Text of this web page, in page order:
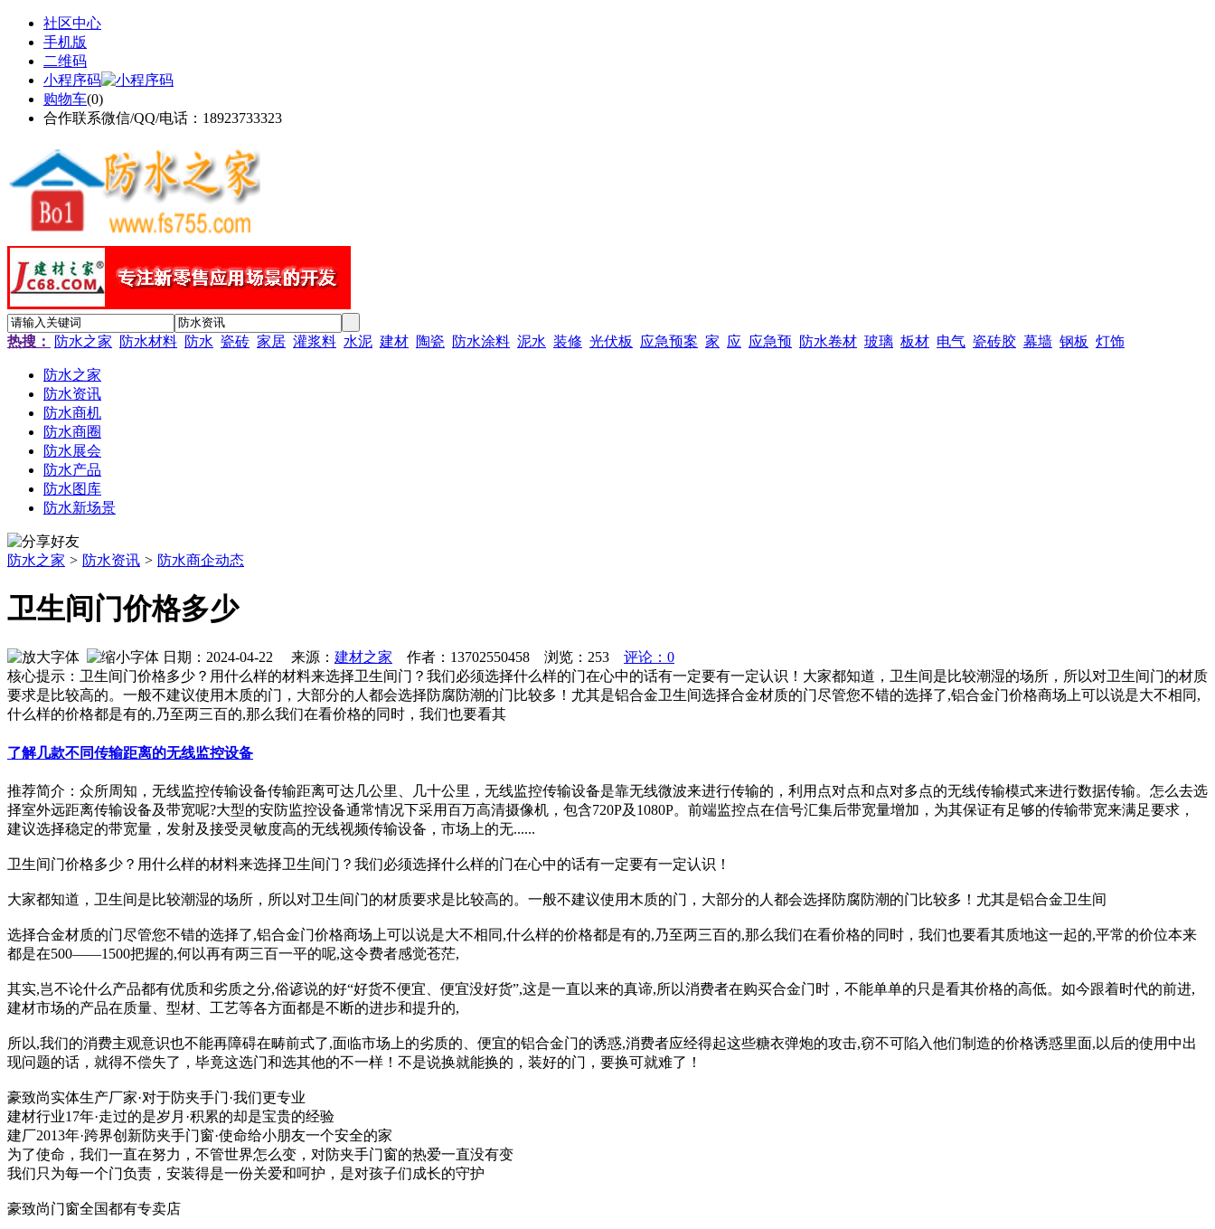
社区中心
手机版
二维码
小程序码
购物车(0)
合作联系微信/QQ/电话：18923733323
热搜： 防水之家 防水材料 防水 瓷砖 家居 灌浆料 水泥 建材 陶瓷 防水涂料 泥水 装修 光伏板 应急预案 家 应 应急预 防水卷材 玻璃 板材 电气 瓷砖胶 幕墙 钢板 灯饰
防水之家
防水资讯
防水商机
防水商圈
防水展会
防水产品
防水图库
防水新场景
防水之家 > 防水资讯 > 防水商企动态
卫生间门价格多少
日期：2024-04-22 来源： 建材之家 作者：13702550458 浏览： 253
评论：0
核心提示：卫生间门价格多少？用什么样的材料来选择卫生间门？我们必须选择什么样的门在心中的话有一定要有一定认识！大家都知道，卫生间是比较潮湿的场所，所以对卫生间门的材质
要求是比较高的。一般不建议使用木质的门，大部分的人都会选择防腐防潮的门比较多！尤其是铝合金卫生间选择合金材质的门尽管您不错的选择了,铝合金门价格商场上可以说是大不相同,
什么样的价格都是有的,乃至两三百的,那么我们在看价格的同时，我们也要看其
了解几款不同传输距离的无线监控设备
推荐简介：众所周知，无线监控传输设备传输距离可达几公里、几十公里，无线监控传输设备是靠无线微波来进行传输的，利用点对点和点对多点的无线传输模式来进行数据传输。怎么去选
择室外远距离传输设备及带宽呢?大型的安防监控设备通常情况下采用百万高清摄像机，包含720P及1080P。前端监控点在信号汇集后带宽量增加，为其保证有足够的传输带宽来满足要求，
建议选择稳定的带宽量，发射及接受灵敏度高的无线视频传输设备，市场上的无......
卫生间门价格多少？用什么样的材料来选择卫生间门？我们必须选择什么样的门在心中的话有一定要有一定认识！
大家都知道，卫生间是比较潮湿的场所，所以对卫生间门的材质要求是比较高的。一般不建议使用木质的门，大部分的人都会选择防腐防潮的门比较多！尤其是铝合金卫生间
选择合金材质的门尽管您不错的选择了,铝合金门价格商场上可以说是大不相同,什么样的价格都是有的,乃至两三百的,那么我们在看价格的同时，我们也要看其质地这一起的,平常的价位本来
都是在500——1500把握的,何以再有两三百一平的呢,这令费者感觉苍茫,
其实,岂不论什么产品都有优质和劣质之分,俗谚说的好“好货不便宜、便宜没好货”,这是一直以来的真谛,所以消费者在购买合金门时，不能单单的只是看其价格的高低。如今跟着时代的前进,
建材市场的产品在质量、型材、工艺等各方面都是不断的进步和提升的,
所以,我们的消费主观意识也不能再障碍在畴前式了,面临市场上的劣质的、便宜的铝合金门的诱惑,消费者应经得起这些糖衣弹炮的攻击,窃不可陷入他们制造的价格诱惑里面,以后的使用中出
现问题的话，就得不偿失了，毕竟这选门和选其他的不一样！不是说换就能换的，装好的门，要换可就难了！
豪致尚实体生产厂家·对于防夹手门·我们更专业
建材行业17年·走过的是岁月·积累的却是宝贵的经验
建厂2013年·跨界创新防夹手门窗·使命给小朋友一个安全的家
为了使命，我们一直在努力，不管世界怎么变，对防夹手门窗的热爱一直没有变
我们只为每一个门负责，安装得是一份关爱和呵护，是对孩子们成长的守护
豪致尚门窗全国都有专卖店